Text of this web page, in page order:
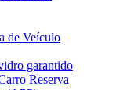
de Veículo
garantido
Reserva